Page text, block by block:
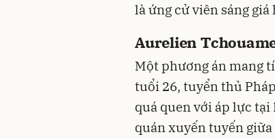
là ứng cử viên sáng
Aurelien
Một phương án mang
tuổi 26, tuyển thủ
quá quen với áp lực
quán xuyến tuyến